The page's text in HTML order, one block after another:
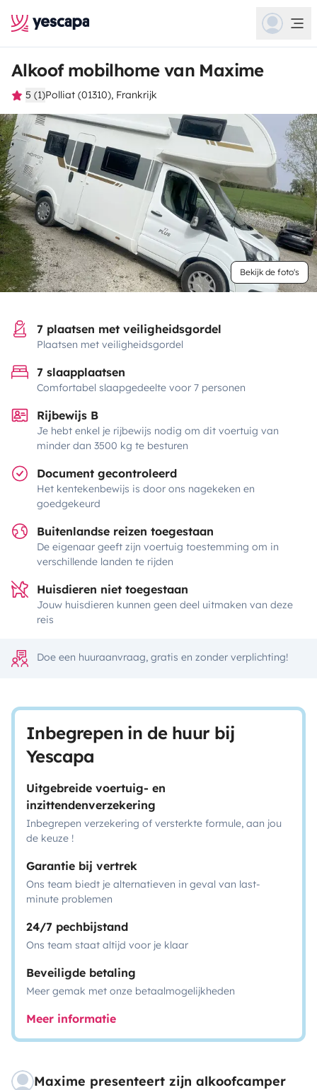
Alkoof mobilhome van Maxime
5 (1)Polliat (01310), Frankrijk
Bekijk de foto's
7 plaatsen met veiligheidsgordel
Plaatsen met veiligheidsgordel
7 slaapplaatsen
Comfortabel slaapgedeelte voor 7 personen
Rijbewijs B
Je hebt enkel je rijbewijs nodig om dit voertuig van
minder dan 3500 kg te besturen
Document gecontroleerd
Het kentekenbewijs is door ons nagekeken en
goedgekeurd
Buitenlandse reizen toegestaan
De eigenaar geeft zijn voertuig toestemming om in
verschillende landen te rijden
Huisdieren niet toegestaan
Jouw huisdieren kunnen geen deel uitmaken van deze
reis
Doe een huuraanvraag, gratis en zonder verplichting!
Inbegrepen in de huur bij
Yescapa
Uitgebreide voertuig- en
inzittendenverzekering
Inbegrepen verzekering of versterkte formule, aan jou
de keuze !
Garantie bij vertrek
Ons team biedt je alternatieven in geval van last-
minute problemen
24/7 pechbijstand
Ons team staat altijd voor je klaar
Beveiligde betaling
Meer gemak met onze betaalmogelijkheden
Meer informatie
Maxime presenteert zijn alkoofcamper